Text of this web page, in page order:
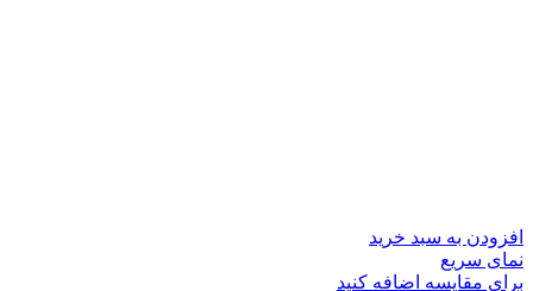
افزودن به سبد خرید
نمای سریع
برای مقایسه اضافه کنید